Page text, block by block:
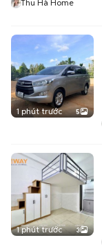
Thu Hà Home
1 phút trước 5
1 phút trước 3